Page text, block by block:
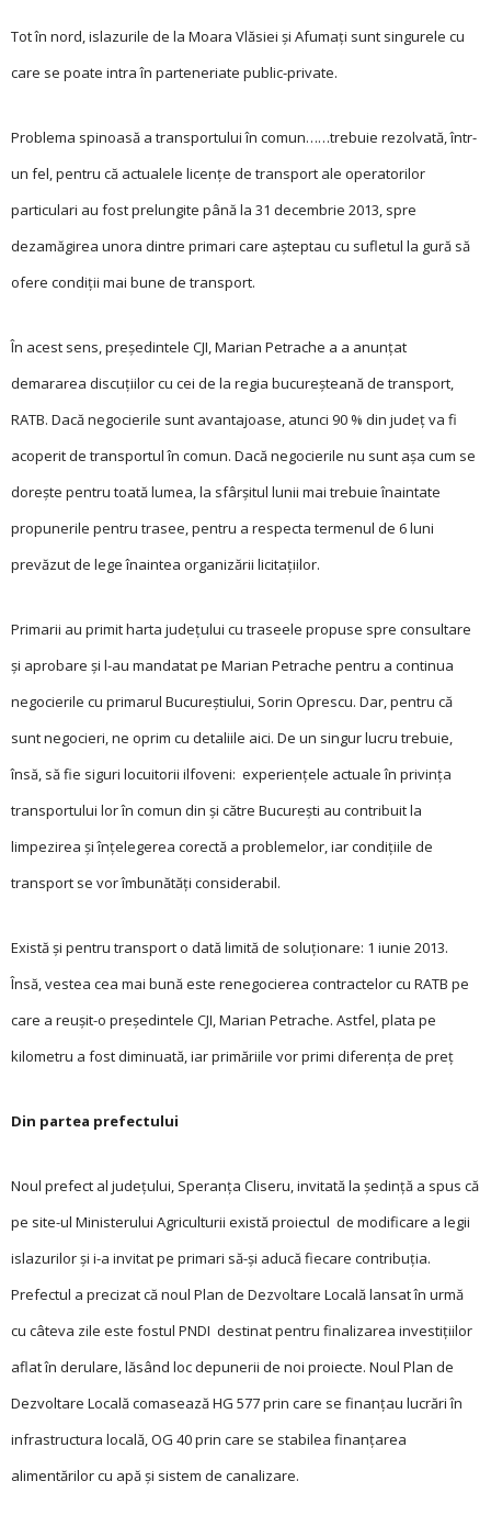
Tot în nord, islazurile de la Moara Vlăsiei și Afumaţi sunt singurele cu
care se poate intra în parteneriate public-private.
Problema spinoasă a ­transportului în comun……trebuie rezolvată, într-
un fel, pentru că actualele licenţe de transport ale operatorilor
particulari au fost prelungite până la 31 decembrie 2013, spre
dezamăgirea unora dintre primari care așteptau cu sufletul la gură să
ofere condiţii mai bune de transport.
În acest sens, președintele CJI, Marian Petrache a a anunţat
demararea discuţiilor cu cei de la regia bucureșteană de transport,
RATB. Dacă negocierile sunt avantajoase, atunci 90 % din judeţ va fi
acoperit de transportul în comun. Dacă negocierile nu sunt așa cum se
dorește pentru toată lumea, la sfârșitul lunii mai trebuie înaintate
propunerile pentru trasee, pentru a respecta termenul de 6 luni
prevăzut de lege înaintea organizării licitaţiilor.
Primarii au primit harta judeţului cu traseele propuse spre consultare
și aprobare și l-au mandatat pe Marian Petrache pentru a continua
negocierile cu primarul Bucureștiului, Sorin Oprescu. Dar, pentru că
sunt negocieri, ne oprim cu detaliile aici. De un singur lucru trebuie,
însă, să fie siguri locuitorii ilfoveni: experienţele actuale în privinţa
transportului lor în comun din și către București au contribuit la
limpezirea și înţelegerea corectă a problemelor, iar condiţiile de
transport se vor îmbunătăţi considerabil.
Există și pentru transport o dată limită de soluţionare: 1 iunie 2013.
Însă, vestea cea mai bună este renegocierea contractelor cu RATB pe
care a reușit-o președintele CJI, Marian Petrache. Astfel, plata pe
kilometru a fost diminuată, iar primăriile vor primi diferența de preț
Din partea prefectului
Noul prefect al judeţului, Speranţa Cliseru, invitată la ședinţă a spus că
pe site-ul Ministerului Agriculturii există proiectul de modificare a legii
islazurilor și i-a invitat pe primari să-și aducă fiecare contribuţia.
Prefectul a precizat că noul Plan de Dezvoltare Locală lansat în urmă
cu câteva zile este fostul PNDI destinat pentru finalizarea investiţiilor
aflat în derulare, lăsând loc depunerii de noi proiecte. Noul Plan de
Dezvoltare Locală comasează HG 577 prin care se finanţau lucrări în
infrastructura locală, OG 40 prin care se stabilea finanţarea
alimentărilor cu apă și sistem de canalizare.